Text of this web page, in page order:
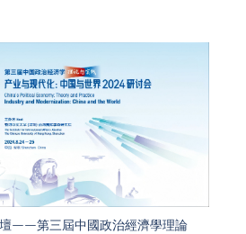
——第三屆中國政治經濟學理論